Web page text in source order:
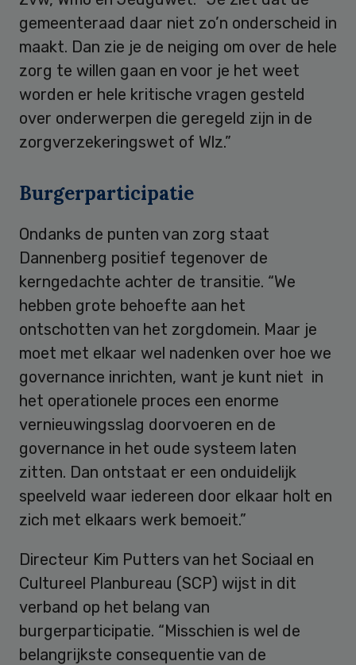
gemeenteraad daar niet zo’n onderscheid in
maakt. Dan zie je de neiging om over de hele
zorg te willen gaan en voor je het weet
worden er hele kritische vragen gesteld
over onderwerpen die geregeld zijn in de
zorgverzekeringswet of Wlz.”
Burgerparticipatie
Ondanks de punten van zorg staat
Dannenberg positief tegenover de
kerngedachte achter de transitie. “We
hebben grote behoefte aan het
ontschotten van het zorgdomein. Maar je
moet met elkaar wel nadenken over hoe we
governance inrichten, want je kunt niet in
het operationele proces een enorme
vernieuwingsslag doorvoeren en de
governance in het oude systeem laten
zitten. Dan ontstaat er een onduidelijk
speelveld waar iedereen door elkaar holt en
zich met elkaars werk bemoeit.”
Directeur Kim Putters van het Sociaal en
Cultureel Planbureau (SCP) wijst in dit
verband op het belang van
burgerparticipatie. “Misschien is wel de
belangrijkste consequentie van de